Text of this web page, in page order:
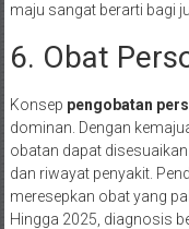
maju sangat berarti bagi
6. Obat
Konsep pengobatan
dominan. Dengan
obatan dapat
dan riwayat penyakit.
meresepkan obat yang
Hingga 2025, diagnosis